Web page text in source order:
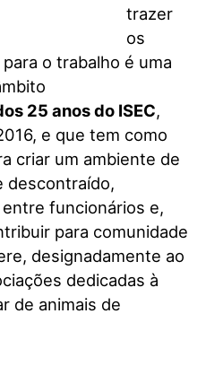
trazer
os
o trabalho é uma
25 anos do ISEC,
e que tem como
criar um ambiente de
descontraído,
funcionários e,
para comunidade
designadamente ao
dedicadas à
de animais de